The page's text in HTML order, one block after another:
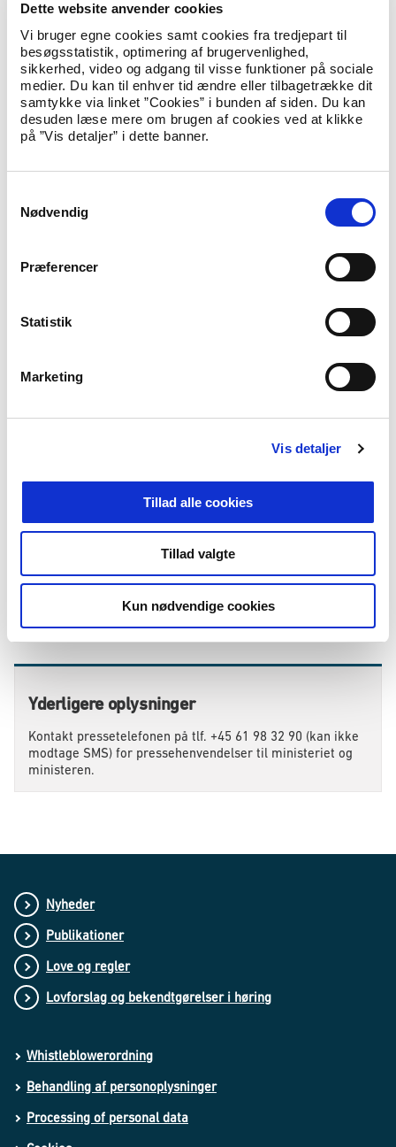
Dette website anvender cookies
Vi bruger egne cookies samt cookies fra tredjepart til
besøgsstatistik, optimering af brugervenlighed,
sikkerhed, video og adgang til visse funktioner på sociale
medier. Du kan til enhver tid ændre eller tilbagetrække dit
samtykke via linket ”Cookies” i bunden af siden. Du kan
desuden læse mere om brugen af cookies ved at klikke
på ”Vis detaljer” i dette banner.
Nødvendig
Præferencer
Statistik
Marketing
Vis detaljer
Tillad alle cookies
Tillad valgte
Kun nødvendige cookies
ikke efter vores mening i tilstrækkeligt omfang, så det skal og
vil vi fortsat arbejde for.”
Efter parlamentets afstemning udestår nu alene den officielle
godkendelsesproces, inden Pagten kan anses for endeligt
vedtaget.
Danmark vil meddele Kommissionen, at vi ønsker at tilslutte os
alle retsakter, der hører under eksisterende parallelaftaler
tilslutte os.
Regeringen ser ikke et behov for at tilslutte sig andre dele af
pagten, end dem vi i forvejen har mulighed for at deltage i.
Hvis du abonnerer på ministeriets nyheder, får du dem
direkte i din indbakke, så snart de er udgivet.
E-Mail*
Felter med (*) skal udfyldes
Yderligere oplysninger
Kontakt pressetelefonen på tlf. +45 61 98 32 90 (kan ikke
modtage SMS) for pressehenvendelser til ministeriet og
ministeren.
Nyheder
Publikationer
Love og regler
Lovforslag og bekendtgørelser i høring
Whistleblowerordning
Behandling af personoplysninger
Processing of personal data